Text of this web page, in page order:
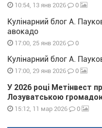
10:54, 13 янв 2026 0
Кулінарний блог А.
авокадо
17:00, 25 янв 2026 0
Кулінарний блог А.
17:00, 29 янв 2026 0
У 2026 році Метінвест
Лозуватською
15:12, 11 мар 2026 0